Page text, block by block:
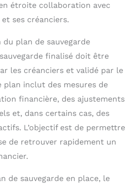
étroite collaboration avec
et ses créanciers.
du plan de sauvegarde
finalisé doit être
les créanciers et validé par le
plan inclut des mesures de
financière, des ajustements
et, dans certains cas, des
L’objectif est de permettre
de retrouver rapidement un
de sauvegarde en place, le